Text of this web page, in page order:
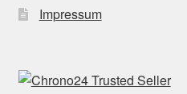
Impressum